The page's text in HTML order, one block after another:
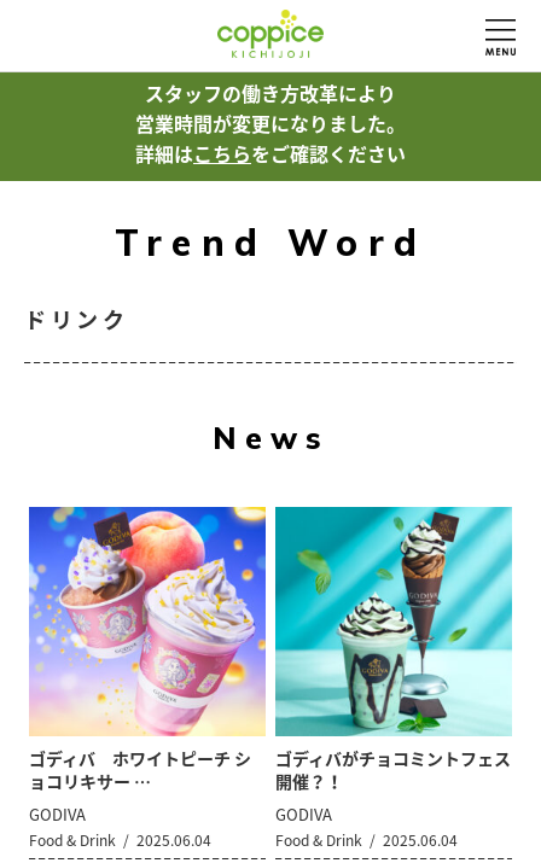
スタッフの働き方改革により
営業時間が変更になりました。
詳細はこちらをご確認ください
Trend Word
ドリンク
News
ゴディバ ホワイトピーチ シ
ョコリキサー …
GODIVA
Food & Drink 2025.06.04
ゴディバがチョコミントフェス
開催？！
GODIVA
Food & Drink 2025.06.04